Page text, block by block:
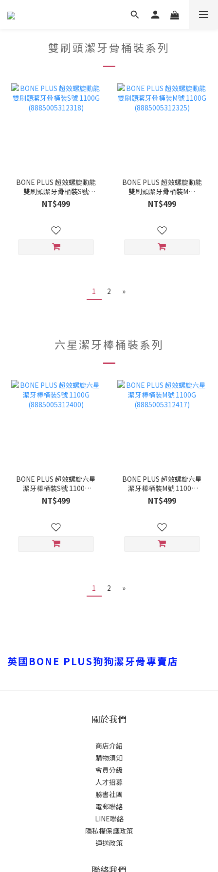
雙刷頭潔牙骨桶裝系列
BONE PLUS 超效螺旋動能
雙刷頭潔牙骨桶裝S號
1100G (8885005312318)
NT$499
BONE PLUS 超效螺旋動能
雙刷頭潔牙骨桶裝M號
1100G (8885005312325)
NT$499
1 2 »
六星潔牙棒桶裝系列
BONE PLUS 超效螺旋六星
潔牙棒桶裝S號 1100G
(8885005312400)
NT$499
BONE PLUS 超效螺旋六星
潔牙棒桶裝M號 1100G
(8885005312417)
NT$499
1 2 »
英國BONE PLUS狗狗潔牙骨專賣店
關於我們
商店介紹
購物須知
會員分級
人才招募
臉書社團
電郵聯絡
LINE聯絡
隱私權保護政策
運送政策